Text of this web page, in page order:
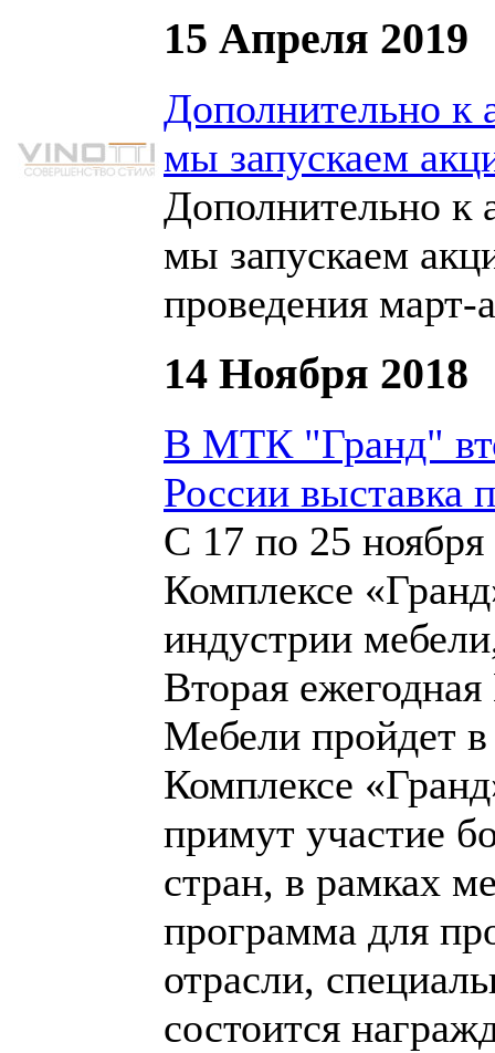
15 Апреля 2019
Дополнительно к
мы запускаем
Дополнительно к
мы запускаем
проведения март-
14 Ноября 2018
В МТК "Гранд"
России выставка
С 17 по 25
Комплексе
индустрии
Вторая
Мебели пройдет
Комплексе
примут участие
стран, в рамках
программа для
отрасли,
состоится